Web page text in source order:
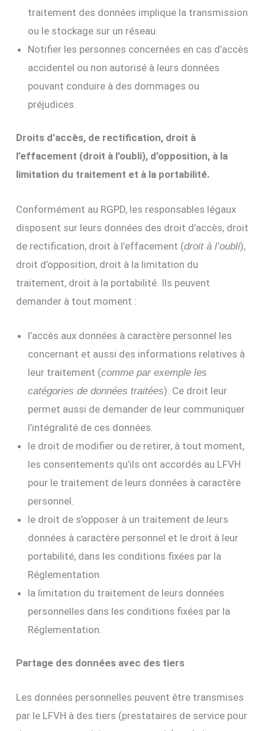
traitement des données implique la transmission
ou le stockage sur un réseau.
Notifier les personnes concernées en cas d’accès
accidentel ou non autorisé à leurs données
pouvant conduire à des dommages ou
préjudices.
Droits d’accès, de rectification, droit à
l’effacement (droit à l’oubli), d’opposition, à la
limitation du traitement et à la portabilité.
Conformément au RGPD, les responsables légaux
disposent sur leurs données des droit d’accès, droit
de rectification, droit à l’effacement (droit à l’oubli),
droit d’opposition, droit à la limitation du
traitement, droit à la portabilité. Ils peuvent
demander à tout moment :
l’accès aux données à caractère personnel les
concernant et aussi des informations relatives à
leur traitement (comme par exemple les
catégories de données traitées). Ce droit leur
permet aussi de demander de leur communiquer
l’intégralité de ces données.
le droit de modifier ou de retirer, à tout moment,
les consentements qu’ils ont accordés au LFVH
pour le traitement de leurs données à caractère
personnel.
le droit de s’opposer à un traitement de leurs
données à caractère personnel et le droit à leur
portabilité, dans les conditions fixées par la
Réglementation.
la limitation du traitement de leurs données
personnelles dans les conditions fixées par la
Réglementation.
Partage des données avec des tiers
Les données personnelles peuvent être transmises
par le LFVH à des tiers (prestataires de service pour